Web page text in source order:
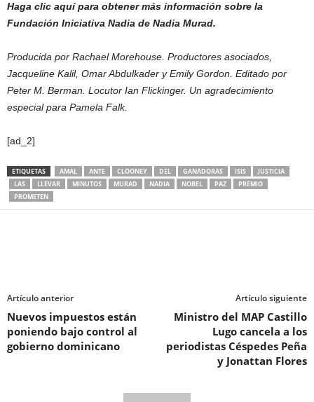
Haga clic aquí para obtener más información sobre la
Fundación Iniciativa Nadia de Nadia Murad.
Producida por Rachael Morehouse. Productores asociados,
Jacqueline Kalil, Omar Abdulkader y Emily Gordon. Editado por
Peter M. Berman. Locutor Ian Flickinger. Un agradecimiento
especial para Pamela Falk.
[ad_2]
ETIQUETAS AMAL ANTE CLOONEY DEL GANADORAS ISIS
JUSTICIA
LAS
LLEVAR MINUTOS MURAD NADIA NOBEL PAZ
PREMIO
PROMETEN
Artículo anterior
Nuevos impuestos están
poniendo bajo control al
gobierno dominicano
Artículo siguiente
Ministro del MAP Castillo
Lugo cancela a los
periodistas Céspedes Peña
y Jonattan Flores